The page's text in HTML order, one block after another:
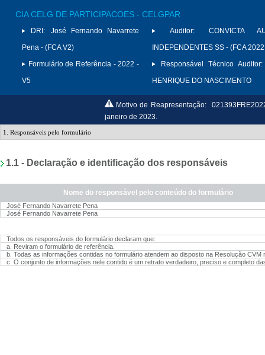
CIA CELG DE PARTICIPACOES - CELGPAR
DRI:
José Fernando Navarrete
Pena - (FCA V2)
Formulário de Referência - 2022 -
V5
Auditor:
CONVICTA
INDEPENDENTES SS - (FCA
Responsável Técnico Auditor:
HENRIQUE DO NASCIMENTO
Motivo de Reapresentação:
janeiro de 2023.